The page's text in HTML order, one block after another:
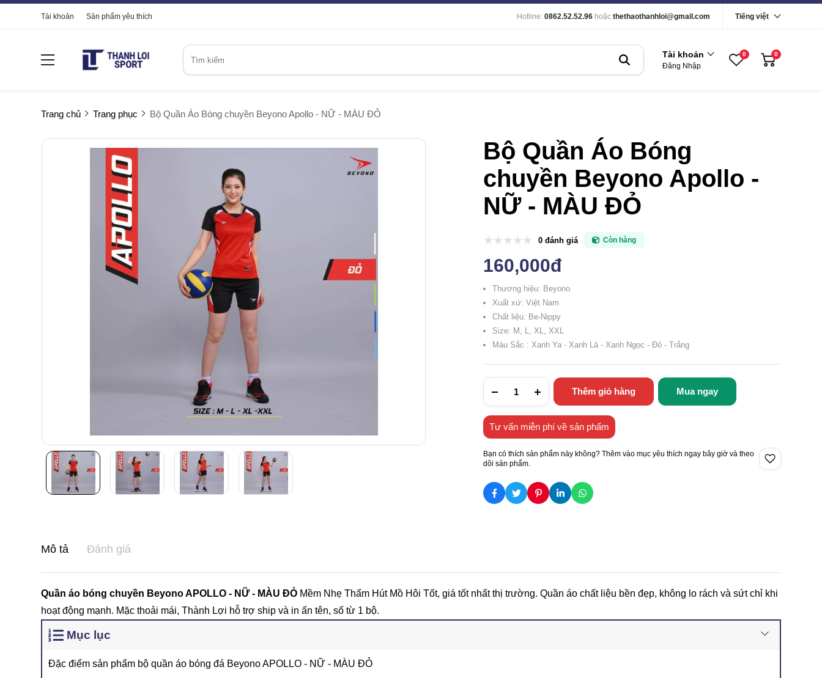
Tài khoản Sản phẩm yêu thích Hotline: 0862.52.52.96 hoặc thethaothanhloi@gmail.com Tiếng việt
Tài khoản
Đăng Nhập
0 0
Trang chủ Trang phục Bộ Quần Áo Bóng chuyền Beyono Apollo - NỮ - MÀU ĐỎ
Bộ Quần Áo Bóng
chuyền Beyono Apollo -
NỮ - MÀU ĐỎ
0 đánh giá Còn hàng
160,000đ
Thương hiệu: Beyono
Xuất xứ: Việt Nam
Chất liệu: Be-Nippy
Size: M, L, XL, XXL
Màu Sắc : Xanh Ya - Xanh Lá - Xanh Ngọc - Đỏ - Trắng
Thêm giỏ hàng Mua ngay
Tư vấn miễn phí về sản phẩm
Bạn có thích sản phẩm này không? Thêm vào mục yêu thích ngay bây giờ và theo
dõi sản phẩm.
Mô tả Đánh giá
Quần áo bóng chuyền Beyono APOLLO - NỮ - MÀU ĐỎ Mềm Nhẹ Thấm Hút Mồ Hôi Tốt, giá tốt nhất thị trường. Quần áo chất liệu bền đẹp, không lo rách và sứt chỉ khi
hoạt động mạnh. Mặc thoải mái, Thành Lợi hỗ trợ ship và in ấn tên, số từ 1 bộ.
Mục lục
Đặc điểm sản phẩm bộ quần áo bóng đá Beyono APOLLO - NỮ - MÀU ĐỎ